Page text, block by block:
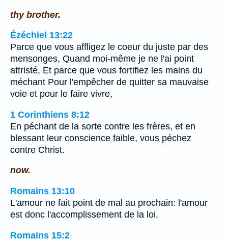
thy brother.
Ézéchiel 13:22
Parce que vous affligez le coeur du juste par des
mensonges, Quand moi-même je ne l'ai point
attristé, Et parce que vous fortifiez les mains du
méchant Pour l'empêcher de quitter sa mauvaise
voie et pour le faire vivre,
1 Corinthiens 8:12
En péchant de la sorte contre les frères, et en
blessant leur conscience faible, vous péchez
contre Christ.
now.
Romains 13:10
L'amour ne fait point de mal au prochain: l'amour
est donc l'accomplissement de la loi.
Romains 15:2